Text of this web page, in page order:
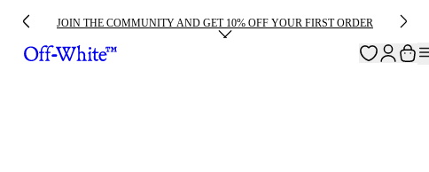
JOIN THE COMMUNITY AND GET 10% OFF YOUR FIRST ORDER